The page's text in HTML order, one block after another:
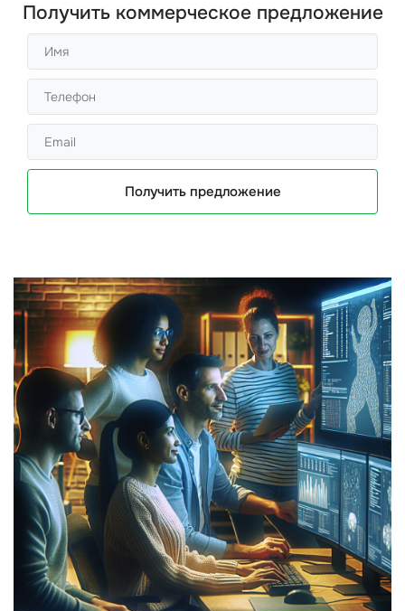
Получить коммерческое предложение
Получить предложение